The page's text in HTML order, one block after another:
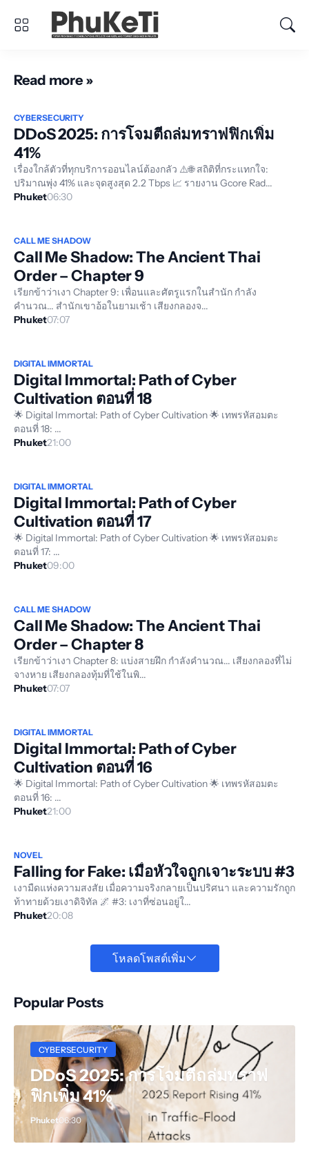
Read more »
CYBERSECURITY
DDoS 2025: การโจมตีถล่มทราฟฟิกเพิ่ม
41%
เรื่องใกล้ตัวที่ทุกบริการออนไลน์ต้องกลัว ⚠️🌐 สถิติที่กระแทกใจ:
ปริมาณพุ่ง 41% และจุดสูงสุด 2.2 Tbps 📈 รายงาน Gcore Rad...
Phuket06:30
CALL ME SHADOW
Call Me Shadow: The Ancient Thai
Order – Chapter 9
เรียกข้าว่าเงา Chapter 9: เพื่อนและศัตรูแรกในสำนัก กำลัง
คำนวณ... สำนักเขาอ้อในยามเช้า เสียงกลองจ...
Phuket07:07
DIGITAL IMMORTAL
Digital Immortal: Path of Cyber
Cultivation ตอนที่ 18
🌟 Digital Immortal: Path of Cyber Cultivation 🌟 เทพรหัสอมตะ
ตอนที่ 18: ...
Phuket21:00
DIGITAL IMMORTAL
Digital Immortal: Path of Cyber
Cultivation ตอนที่ 17
🌟 Digital Immortal: Path of Cyber Cultivation 🌟 เทพรหัสอมตะ
ตอนที่ 17: ...
Phuket09:00
CALL ME SHADOW
Call Me Shadow: The Ancient Thai
Order – Chapter 8
เรียกข้าว่าเงา Chapter 8: แบ่งสายฝึก กำลังคำนวณ... เสียงกลองที่ไม่
จางหาย เสียงกลองทุ้มที่ใช้ในพิ...
Phuket07:07
DIGITAL IMMORTAL
Digital Immortal: Path of Cyber
Cultivation ตอนที่ 16
🌟 Digital Immortal: Path of Cyber Cultivation 🌟 เทพรหัสอมตะ
ตอนที่ 16: ...
Phuket21:00
NOVEL
Falling for Fake: เมื่อหัวใจถูกเจาะระบบ #3
เงามืดแห่งความสงสัย เมื่อความจริงกลายเป็นปริศนา และความรักถูก
ท้าทายด้วยเงาดิจิทัล 🌌 #3: เงาที่ซ่อนอยู่ใ...
Phuket20:08
โหลดโพสต์เพิ่ม
Popular Posts
CYBERSECURITY
DDoS 2025: การโจมตีถล่มทราฟ
ฟิกเพิ่ม 41%
Phuket06:30